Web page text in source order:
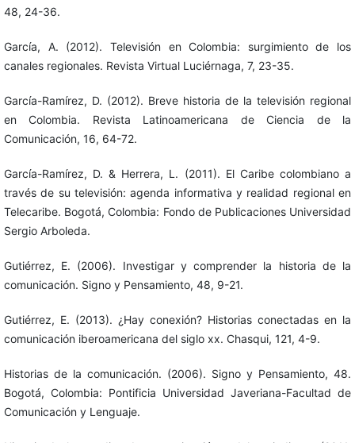
48, 24-36.
García, A. (2012). Televisión en Colombia: surgimiento de los
canales regionales. Revista Virtual Luciérnaga, 7, 23-35.
García-Ramírez, D. (2012). Breve historia de la televisión regional
en Colombia. Revista Latinoamericana de Ciencia de la
Comunicación, 16, 64-72.
García-Ramírez, D. & Herrera, L. (2011). El Caribe colombiano a
través de su televisión: agenda informativa y realidad regional en
Telecaribe. Bogotá, Colombia: Fondo de Publicaciones Universidad
Sergio Arboleda.
Gutiérrez, E. (2006). Investigar y comprender la historia de la
comunicación. Signo y Pensamiento, 48, 9-21.
Gutiérrez, E. (2013). ¿Hay conexión? Historias conectadas en la
comunicación iberoamericana del siglo xx. Chasqui, 121, 4-9.
Historias de la comunicación. (2006). Signo y Pensamiento, 48.
Bogotá, Colombia: Pontificia Universidad Javeriana-Facultad de
Comunicación y Lenguaje.